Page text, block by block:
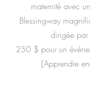
maternité avec
Blessingway
dirigée par
250 $ pour un
[Apprendre